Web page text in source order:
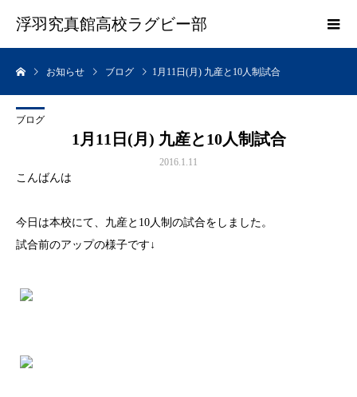
浮羽究真館高校ラグビー部
お知らせ ブログ 1月11日(月) 九産と10人制試合
ブログ
1月11日(月) 九産と10人制試合
2016.1.11
こんばんは
今日は本校にて、九産と10人制の試合をしました。
試合前のアップの様子です↓